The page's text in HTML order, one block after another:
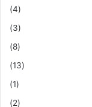
(4)
(3)
(8)
(13)
(1)
(2)